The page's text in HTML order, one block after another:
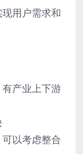
用户需求和
产业上下游
以考虑整合